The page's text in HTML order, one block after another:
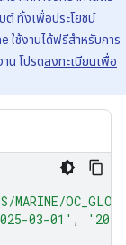
ต์ ทั้งเพื่อประโยชน์
ใช้งานได้ฟรีสำหรับการ
น โปรดลงทะเบียนเพื่อ
MARINE/
03-01' ,